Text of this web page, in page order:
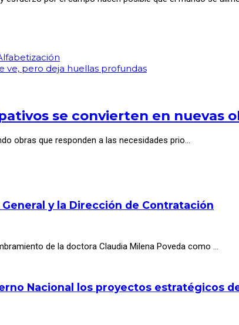
ve, pero deja huellas profundas
se convierten en nuevas
obras que responden a las necesidades prio…
y la Dirección de Contratación
de la doctora Claudia Milena Poveda como …
Nacional los proyectos estratégicos